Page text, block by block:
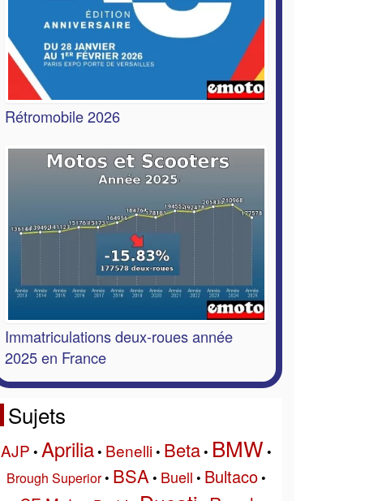
Rétromobile 2026
Immatriculations deux-roues année
2025 en France
Sujets
AJP • Aprilia• Benelli• Beta• BMW •
Brough Superior• BSA • Buell • Bultaco•